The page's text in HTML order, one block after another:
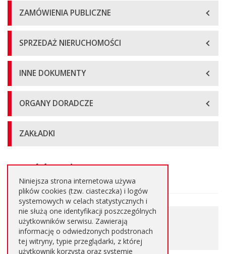
ZAMÓWIENIA PUBLICZNE
SPRZEDAŻ NIERUCHOMOŚCI
INNE DOKUMENTY
ORGANY DORADCZE
ZAKŁADKI
Główna
strony
Treść ogłoszenia
0.433 MB
PDF
Pobierz plik
Niniejsza strona internetowa używa
plików cookies (tzw. ciasteczka) i logów
systemowych w celach statystycznych i
nie służą one identyfikacji poszczególnych
użytkowników serwisu. Zawierają
informację o odwiedzonych podstronach
tej witryny, typie przeglądarki, z której
użytkownik korzysta oraz systemie